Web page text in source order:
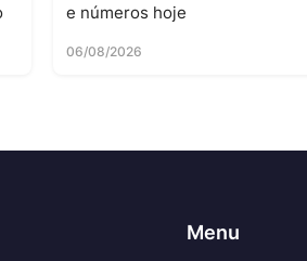
e números hoje
06/08/2026
Menu